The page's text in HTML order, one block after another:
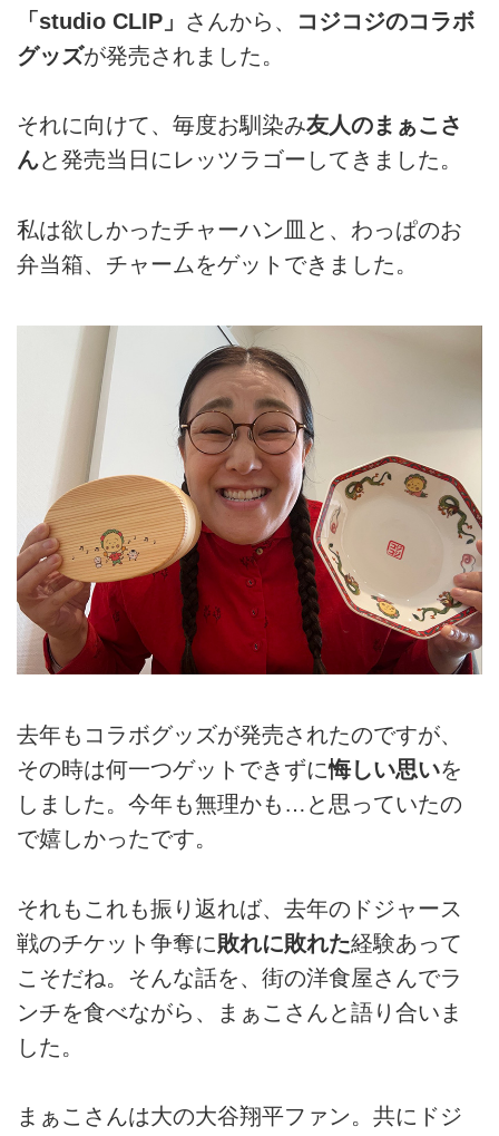
「studio CLIP」 さんから、
コジコジのコラボ
グッズが発売されました。
それに向けて、毎度お馴染み友人のまぁこさ
んと発売当日にレッツラゴーしてきました。
私は欲しかったチャーハン皿と、わっぱのお
弁当箱、チャームをゲットできました。
去年もコラボグッズが発売されたのですが、
その時は何一つゲットできずに悔しい思いを
しました。今年も無理かも…と思っていたの
で嬉しかったです。
それもこれも振り返れば、去年のドジャース
戦のチケット争奪に敗れに敗れた経験あって
こそだね。そんな話を、街の洋食屋さんでラ
ンチを食べながら、まぁこさんと語り合いま
した。
まぁこさんは大の大谷翔平ファン。共にドジ